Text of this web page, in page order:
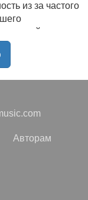
из за частого
контент
обратились по
новых
всех времён
и
и зарубежных
Авторам